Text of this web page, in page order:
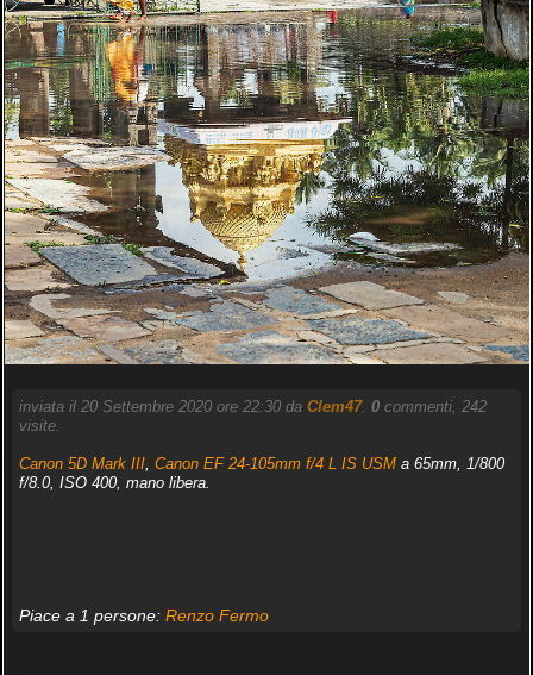
inviata il 20 Settembre 2020 ore 22:30 da Clem47. 0commenti, 242
visite.
Canon 5D Mark III, Canon EF 24-105mm f/4 L IS USMa 65mm, 1/800
f/8.0, ISO 400, mano libera.
Piace a 1 persone: Renzo Fermo